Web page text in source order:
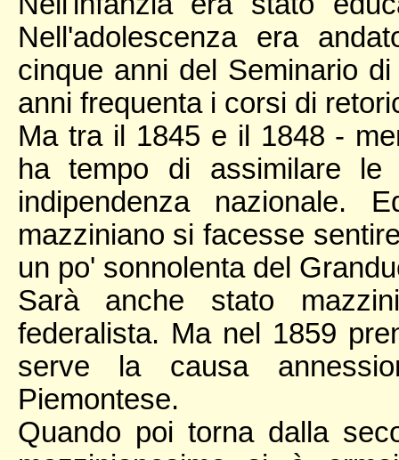
Nell'adolescenza era
cinque anni del Seminario
anni frequenta i corsi di
Ma tra il 1845 e il 1848 -
ha tempo di assimilare
indipendenza nazionale.
mazziniano si facesse
un po' sonnolenta del
Sarà anche stato
federalista. Ma nel 1859
serve la causa
Piemontese.
Quando poi torna dalla